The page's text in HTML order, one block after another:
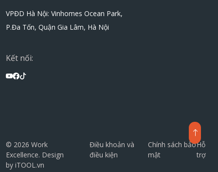
VPĐD Hà Nội: Vinhomes Ocean Park,
P.Đa Tốn, Quận Gia Lâm, Hà Nội
Kết nối:
© 2026 Work
Excellence. Design
by iTOOL.vn
Điều khoản và
điều kiện
Chính sách bảo
mật
Hỗ
trợ